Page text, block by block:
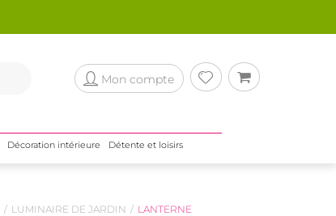
Mon compte
Décoration intérieure Détente et loisirs
LUMINAIRE DE JARDIN LANTERNE